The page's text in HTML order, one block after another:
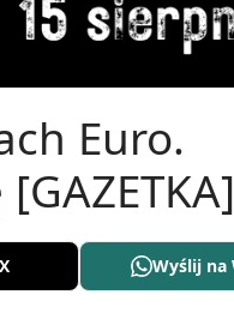
Euro.
Wyślij na